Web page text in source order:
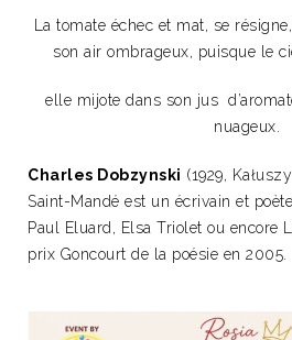
La tomate échec et mat, se
son air ombrageux, puisque le
elle mijote dans son jus
nuageux.
Charles Dobzynski (1929,
Saint-Mandé est un écrivain et
Paul Eluard, Elsa Triolet ou encore
prix Goncourt de la poésie en 2005.